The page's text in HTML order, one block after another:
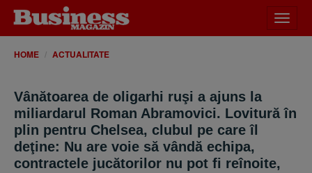
meniu
HOME ACTUALITATE
Vânătoarea de oligarhi ruşi a ajuns la
miliardarul Roman Abramovici. Lovitură în
plin pentru Chelsea, clubul pe care îl
deţine: Nu are voie să vândă echipa,
contractele jucătorilor nu pot fi reînoite,